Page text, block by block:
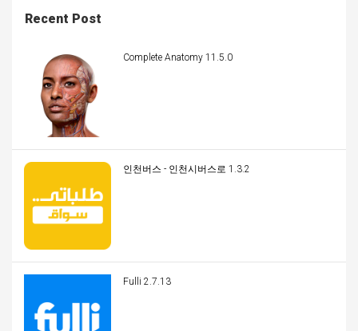
Recent Post
Complete Anatomy 11.5.0
인천버스 - 인천시버스로 1.3.2
Fulli 2.7.13